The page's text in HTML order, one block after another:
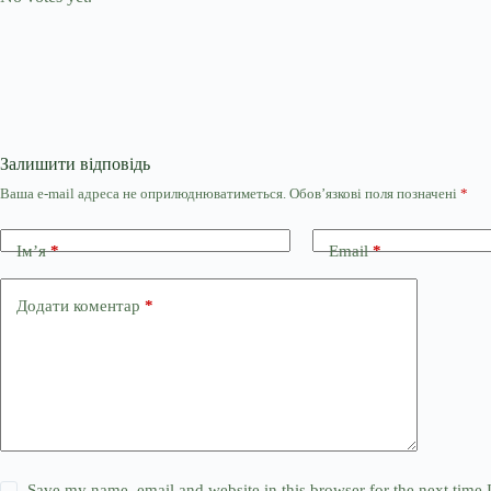
Залишити відповідь
Ваша e-mail адреса не оприлюднюватиметься. Обов’язкові поля позначені *
Ім’я* Email*
Додати коментар *